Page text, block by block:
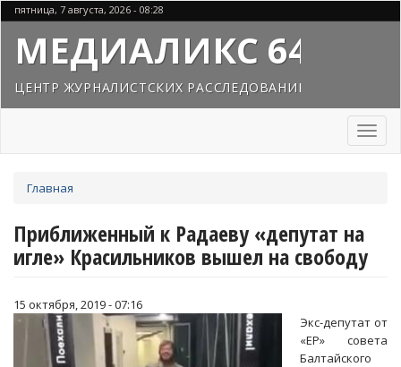
Перейти
к
основному
содержанию
пятница, 7 августа, 2026 - 08:28
МЕДИАЛИКС 64
ЦЕНТР ЖУРНАЛИСТСКИХ РАССЛЕДОВАНИЙ
Toggle
здесь
Главная
Приближенный к Радаеву «депутат на
игле» Красильников вышел на свободу
15 октября, 2019 - 07:16
Экс-депутат от
«ЕР» совета
Балтайского